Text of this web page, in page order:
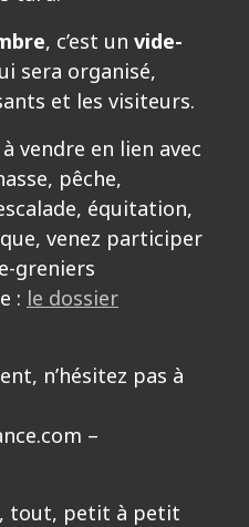
, c’est un vide-
sera organisé,
et les visiteurs.
vendre en lien avec
pêche,
équitation,
venez participer
greniers
: le dossier
n’hésitez pas à
–
tout, petit à petit